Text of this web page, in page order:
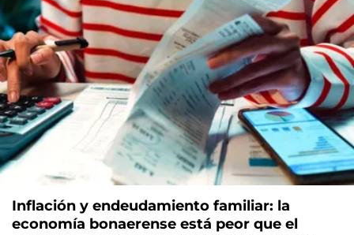
Inflación y endeudamiento familiar: la
economía bonaerense está peor que el